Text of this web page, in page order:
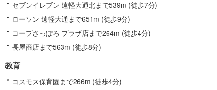
報
セブンイレブン 遠軽大通北まで539m (徒歩7分)
ローソン 遠軽大通まで651m (徒歩9分)
コープさっぽろ プラザ店まで264m (徒歩4分)
長屋商店まで563m (徒歩8分)
教育
コスモス保育園まで266m (徒歩4分)